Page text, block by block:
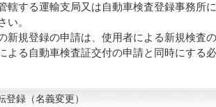
轄する運輸支局又は自動車検査登録事務所
い。
新規登録の申請は、使用者による新規検査
よる自動車検査証交付の申請と同時にする
登録（名義変更）